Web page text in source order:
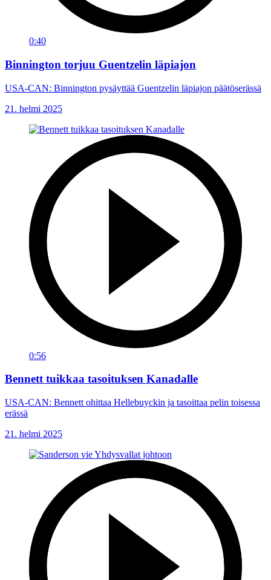
0:40
Binnington torjuu Guentzelin läpiajon
USA-CAN: Binnington pysäyttää Guentzelin läpiajon päätöserässä
21. helmi 2025
0:56
Bennett tuikkaa tasoituksen Kanadalle
USA-CAN: Bennett ohittaa Hellebuyckin ja tasoittaa pelin toisessa
erässä
21. helmi 2025